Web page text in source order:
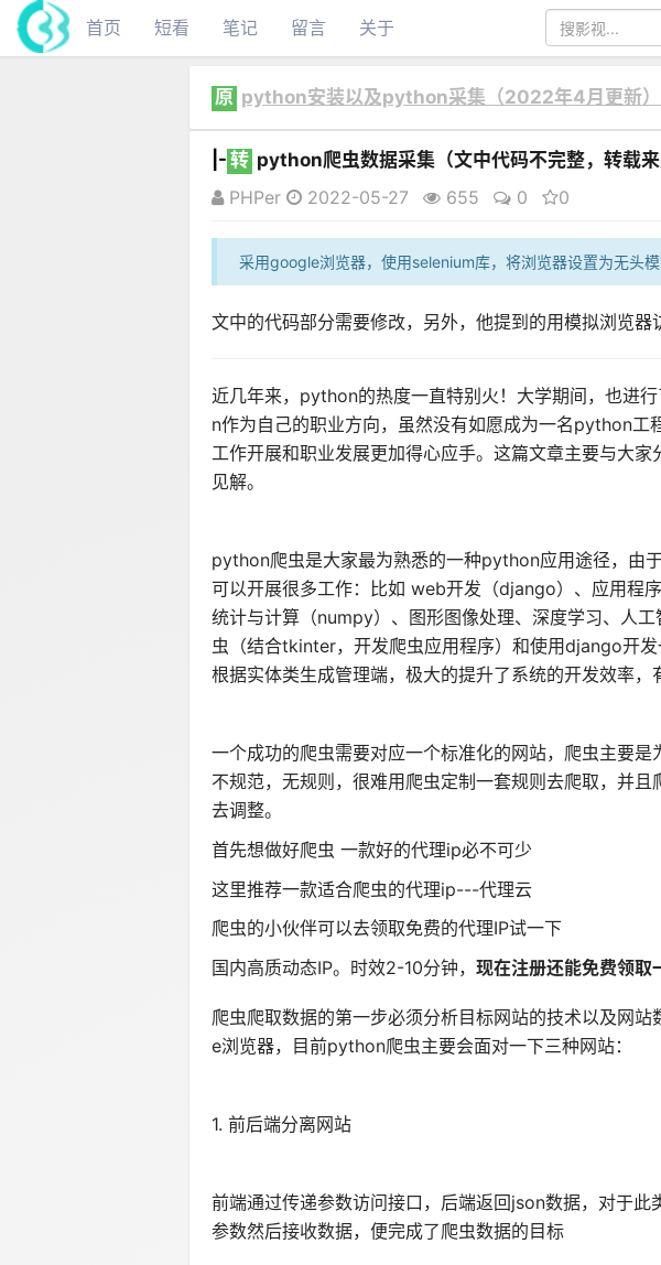
首页 短看 笔记 留言 关于
原 python安装以及python采集（2022年4月更新）
|- 转 python爬虫数据采集（文中代码不完整，转载来
PHPer
2022-05-27 655 0 0
采用google浏览器，使用selenium库，将浏览器设置为无头
文中的代码部分需要修改，另外，他提到的用模拟浏览器
近几年来，python的热度一直特别火！大学期间，也进
n作为自己的职业方向，虽然没有如愿成为一名python
工作开展和职业发展更加得心应手。这篇文章主要与大
见解。
python爬虫是大家最为熟悉的一种python应用途径，由
可以开展很多工作：比如 web开发（django）、应用
统计与计算（numpy）、图形图像处理、深度学习、人
虫（结合tkinter，开发爬虫应用程序）和使用django开
根据实体类生成管理端，极大的提升了系统的开发效率，
一个成功的爬虫需要对应一个标准化的网站，爬虫主要
不规范，无规则，很难用爬虫定制一套规则去爬取，并
去调整。
首先想做好爬虫 一款好的代理ip必不可少
这里推荐一款适合爬虫的代理ip---代理云
爬虫的小伙伴可以去领取免费的代理IP试一下
国内高质动态IP。时效2-10分钟， 现在注册还能免费领取
爬虫爬取数据的第一步必须分析目标网站的技术以及网
e浏览器，目前python爬虫主要会面对一下三种网站：
1. 前后端分离网站
前端通过传递参数访问接口，后端返回json数据，对于
参数然后接收数据，便完成了爬虫数据的目标